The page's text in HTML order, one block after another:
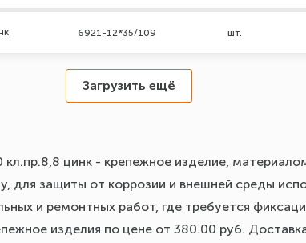
6921-12*35/109 шт.
Загрузить ещё
цинк - крепежное изделие,
для защиты от коррозии и внешней среды
и ремонтных работ, где требуется
изделия по цене от 380.00 руб.